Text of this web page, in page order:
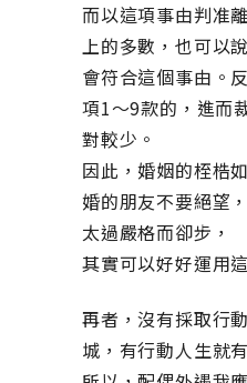
而以這項事由判准
上的多數，也可以
會符合這個事由。
項1～9款的，進而
對較少。
因此，婚姻的桎梏
婚的朋友不要絕望
太過嚴格而卻步，
其實可以好好運用
再者，沒有採取行
城，有行動人生就